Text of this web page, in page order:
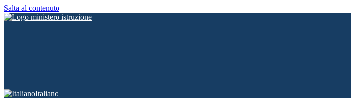
Salta al contenuto
Italiano